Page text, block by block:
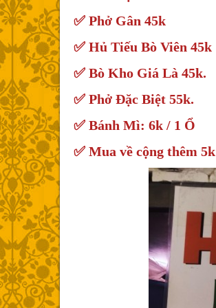
✅ Phở Gân 45k
✅ Hủ Tiếu Bò Viên 45k
✅ Bò Kho Giá Là 45k.
✅ Phở Đặc Biệt 55k.
✅ Bánh Mì: 6k / 1 Ổ
✅ Mua về cộng thêm 5k